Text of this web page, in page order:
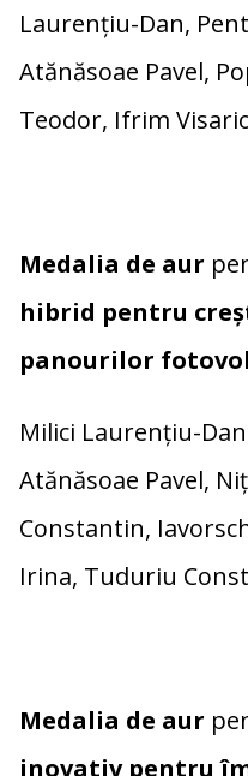
Laurențiu-Dan,
Atănăsoae Pavel,
Teodor, Ifrim
Medalia de aur
hibrid pentru
panourilor
Milici Laurențiu-
Atănăsoae Pavel,
Constantin,
Irina, Tuduriu
Medalia de aur
inovativ pentru